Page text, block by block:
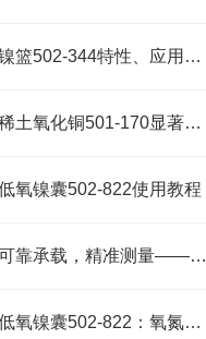
镍篮502-344特性、应用与潜力探秘
稀土氧化铜501-170显著降低反应的活化能
氧镍囊502-822使用教程
可靠承载，精准测量——锡箔杯SA76152301
低氧镍囊502-822：氧氮分析的高效助熔载体